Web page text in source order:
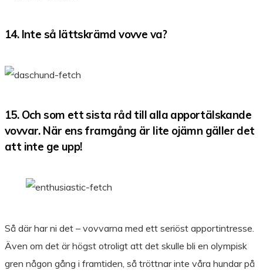
14. Inte så lättskrämd vovve va?
15. Och som ett sista råd till alla apportälskande
vovvar. När ens framgång är lite ojämn gäller det
att inte ge upp!
Så där har ni det – vovvarna med ett seriöst apportintresse.
Även om det är högst otroligt att det skulle bli en olympisk
gren någon gång i framtiden, så tröttnar inte våra hundar på